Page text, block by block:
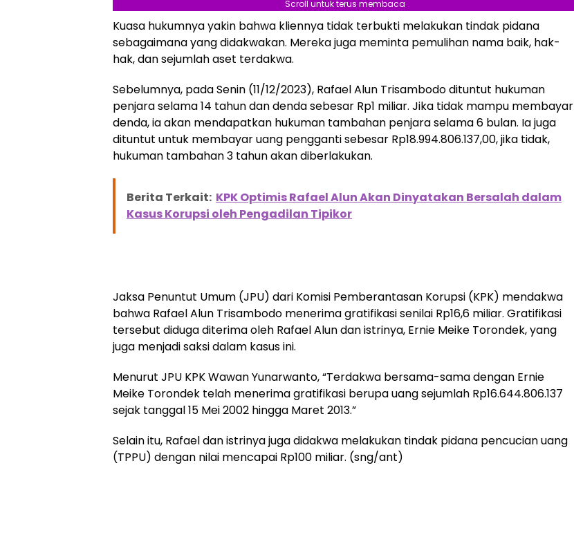
Scroll untuk terus membaca
Kuasa hukumnya yakin bahwa kliennya tidak terbukti melakukan tindak pidana
sebagaimana yang didakwakan. Mereka juga meminta pemulihan nama baik, hak-
hak, dan sejumlah aset terdakwa.
Sebelumnya, pada Senin (11/12/2023), Rafael Alun Trisambodo dituntut hukuman
penjara selama 14 tahun dan denda sebesar Rp1 miliar. Jika tidak mampu membayar
denda, ia akan mendapatkan hukuman tambahan penjara selama 6 bulan. Ia juga
dituntut untuk membayar uang pengganti sebesar Rp18.994.806.137,00, jika tidak,
hukuman tambahan 3 tahun akan diberlakukan.
Berita Terkait: KPK Optimis Rafael Alun Akan Dinyatakan Bersalah dalam
Kasus Korupsi oleh Pengadilan Tipikor
Jaksa Penuntut Umum (JPU) dari Komisi Pemberantasan Korupsi (KPK) mendakwa
bahwa Rafael Alun Trisambodo menerima gratifikasi senilai Rp16,6 miliar. Gratifikasi
tersebut diduga diterima oleh Rafael Alun dan istrinya, Ernie Meike Torondek, yang
juga menjadi saksi dalam kasus ini.
Menurut JPU KPK Wawan Yunarwanto, “Terdakwa bersama-sama dengan Ernie
Meike Torondek telah menerima gratifikasi berupa uang sejumlah Rp16.644.806.137
sejak tanggal 15 Mei 2002 hingga Maret 2013.”
Selain itu, Rafael dan istrinya juga didakwa melakukan tindak pidana pencucian uang
(TPPU) dengan nilai mencapai Rp100 miliar. (sng/ant)